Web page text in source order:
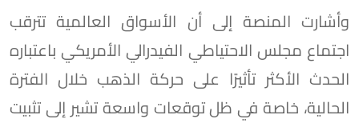
وأشارت المنصة إلى أن الأسواق العالمية تترقب
اجتماع مجلس الاحتياطي الفيدرالي الأمريكي باعتباره
الحدث الأكثر تأثيرًا على حركة الذهب خلال الفترة
الحالية، خاصة في ظل توقعات واسعة تشير إلى تثبيت